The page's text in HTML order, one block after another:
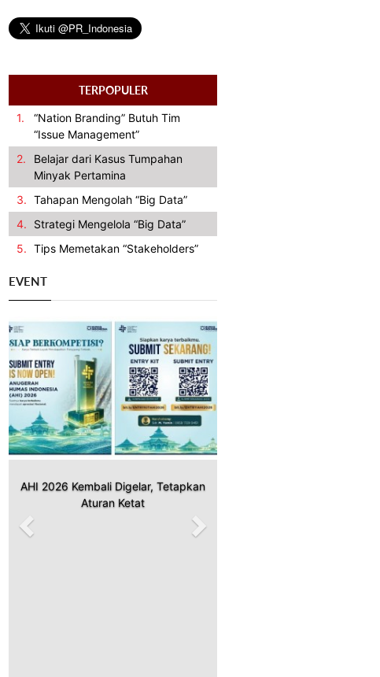
TERPOPULER
1.
“Nation Branding” Butuh Tim
“Issue Management”
2.
Belajar dari Kasus Tumpahan
Minyak Pertamina
3. Tahapan Mengolah “Big Data”
4.
Strategi Mengelola “Big Data”
5. Tips Memetakan “Stakeholders”
EVENT
AHI 2026 Kembali Digelar, Tetapkan
Aturan Ketat
Previous Next